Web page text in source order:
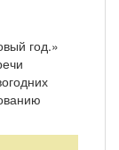
год.»